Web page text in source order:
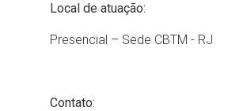
Local de atuação:
Presencial – Sede CBTM - RJ
Contato: